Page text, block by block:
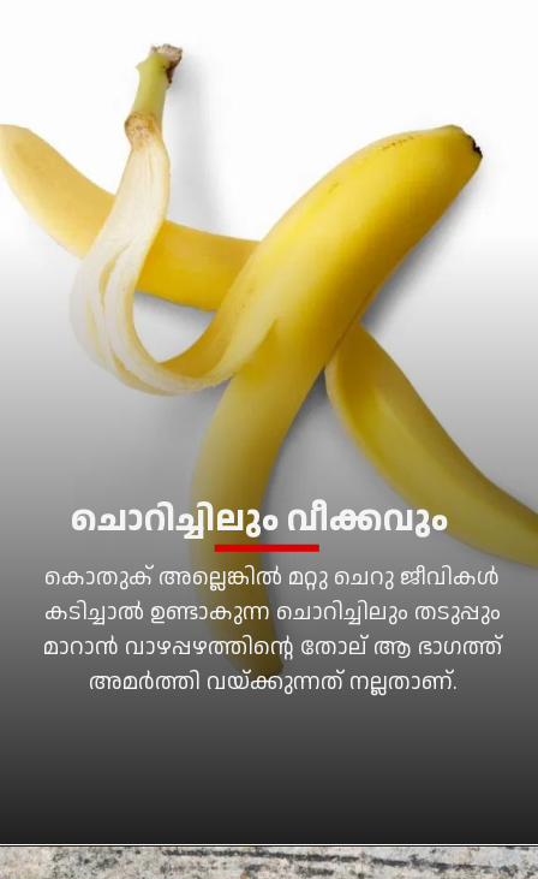
കൊതുക് അല്ലെങ്കിൽ മറ്റു ചെറു ജീവികൾ
കടിച്ചാൽ ഉണ്ടാകുന്ന ചൊറിച്ചിലും തടുപ്പും
മാറാൻ വാഴപ്പഴത്തിന്റെ തോല് ആ ഭാഗത്ത്
അമർത്തി വയ്ക്കുന്നത് നല്ലതാണ്.
ചൊറിച്ചിലും വീക്കവും